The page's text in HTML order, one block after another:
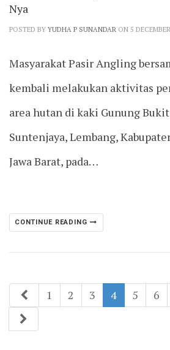
Nya
POSTED BY YUDHA P SUNANDAR ON 5
Masyarakat Pasir Angling
kembali melakukan aktivitas
area hutan di kaki Gunung
Suntenjaya, Lembang,
Jawa Barat, pada…
CONTINUE READING
1 2 3 4 5 6